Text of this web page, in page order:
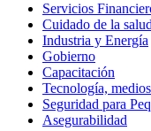
Servicios
Cuidado de la
Industria y Energía
Gobierno
Capacitación
Tecnología,
Seguridad para
Asegurabilidad